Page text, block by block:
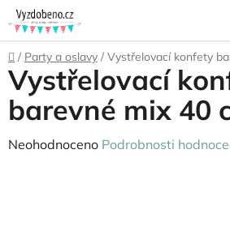
Přejít
na
obsah
Domů
/ Party a oslavy / Vystřelovací konfety
Vystřelovací
barevné mix 40
Průměrné
Neohodnoceno Podrobnosti